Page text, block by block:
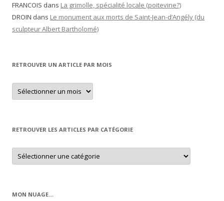
FRANCOIS dans La grimolle, spécialité locale (poitevine?)
DROIN dans Le monument aux morts de Saint-Jean-d’Angély (du
sculpteur Albert Bartholomé)
RETROUVER UN ARTICLE PAR MOIS
Retrouver
un
article
RETROUVER LES ARTICLES PAR CATÉGORIE
Retrouver
les
articles
MON NUAGE…